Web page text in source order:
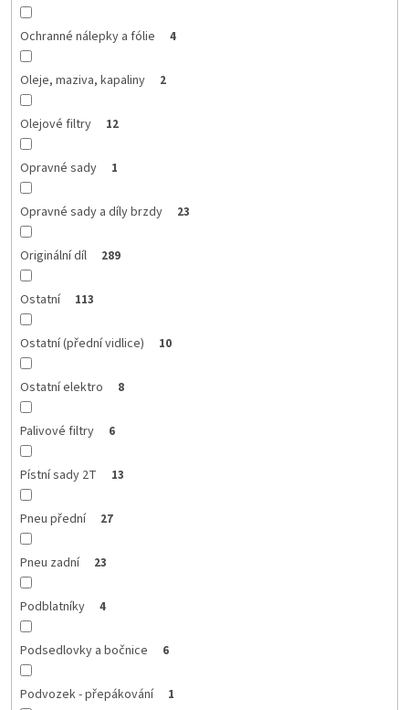
Ochranné nálepky a fólie 4
Oleje, maziva, kapaliny 2
Olejové filtry 12
Opravné sady 1
Opravné sady a díly brzdy 23
Originální díl 289
Ostatní 113
Ostatní (přední vidlice) 10
Ostatní elektro 8
Palivové filtry 6
Pístní sady 2T 13
Pneu přední 27
Pneu zadní 23
Podblatníky 4
Podsedlovky a bočnice 6
Podvozek - přepákování 1